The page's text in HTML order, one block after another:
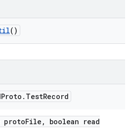
()
Proto . TestRecord
protoFile ,
boolean read